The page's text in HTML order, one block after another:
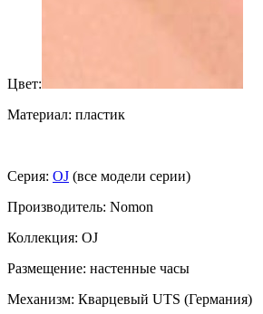
Цвет:
Материал: пластик
Серия: OJ (все модели серии)
Производитель: Nomon
Коллекция: OJ
Размещение: настенные часы
Механизм: Кварцевый UTS (Германия)